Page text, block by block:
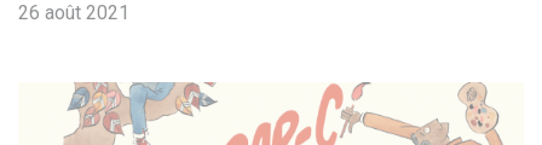
26 août 2021